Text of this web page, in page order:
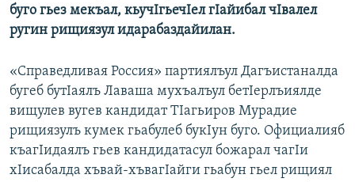
буго гьез мекъал, кьучIгьечIел гIайибал чIвалел
ругин рищиязул идарабаздайилан.
«Справедливая Россия» партиялъул Дагъистаналда
бугеб бутIаялъ Лаваша мухъалъул бетIерлъиялде
вищулев вугев кандидат ТIагьиров Мурадие
рищиязулъ кумек гьабулеб букIун буго. Официалияб
къагIидаялъ гьев кандидатасул божарал чагIи
хIисабалда хъвай-хъвагIайги гьабун гьел рищиял